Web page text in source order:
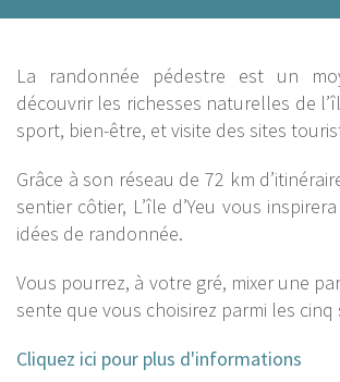
La randonnée pédestre est un
découvrir les richesses naturelles de
sport, bien-être, et visite des sites
Grâce à son réseau de 72 km
sentier côtier, L’île d’Yeu vous
idées de randonnée.
Vous pourrez, à votre gré, mixer une
sente que vous choisirez parmi les cinq
Cliquez ici pour plus d'informations